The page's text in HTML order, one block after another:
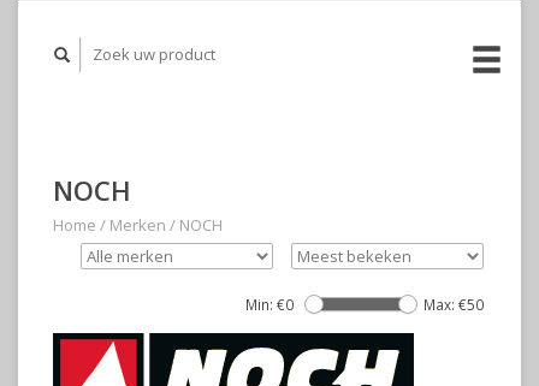
NOCH
Home / Merken / NOCH
Min: €0 Max: €50